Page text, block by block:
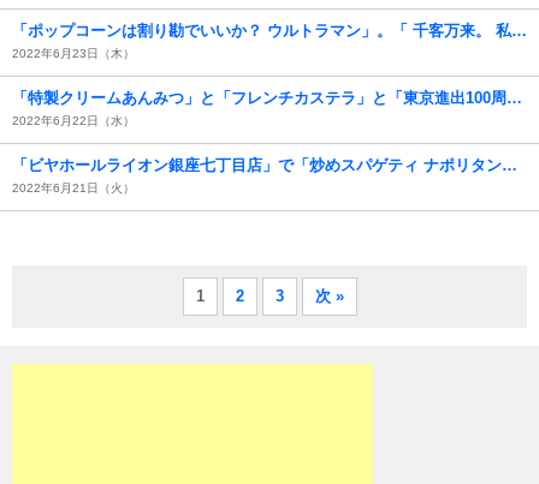
「ポップコーンは割り勘でいいか？ ウルトラマン」。「 千客万来。 私の好きな言葉です」。「MX4D」で「シン・ウルトラマン」をみてきた（笑）。（ＴＯＨＯシネマズ西新井：足立区西新井栄町1丁目）
2022年6月23日（木）
「特製クリームあんみつ」と「フレンチカステラ」と「東京進出100周年デザートプレート」で一服。（文明堂カフェ 銀座店：中央区銀座5丁目）
2022年6月22日（水）
「ビヤホールライオン銀座七丁目店」で「炒めスパゲティ ナポリタン」と「フライドポテト」と「白穂乃香（ビール）」でランチ。（中央区銀座7丁目）
2022年6月21日（火）
1 2 3 次 »